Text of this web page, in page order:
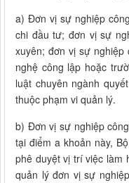
a) Đơn vị sự nghiệp
chi đầu tư; đơn vị sự
xuyên; đơn vị sự
nghệ công lập hoặc
luật chuyên ngành
thuộc phạm vi quản lý.
b) Đơn vị sự nghiệp
tại điểm a khoản này,
phê duyệt vị trí việc làm
quản lý đơn vị sự